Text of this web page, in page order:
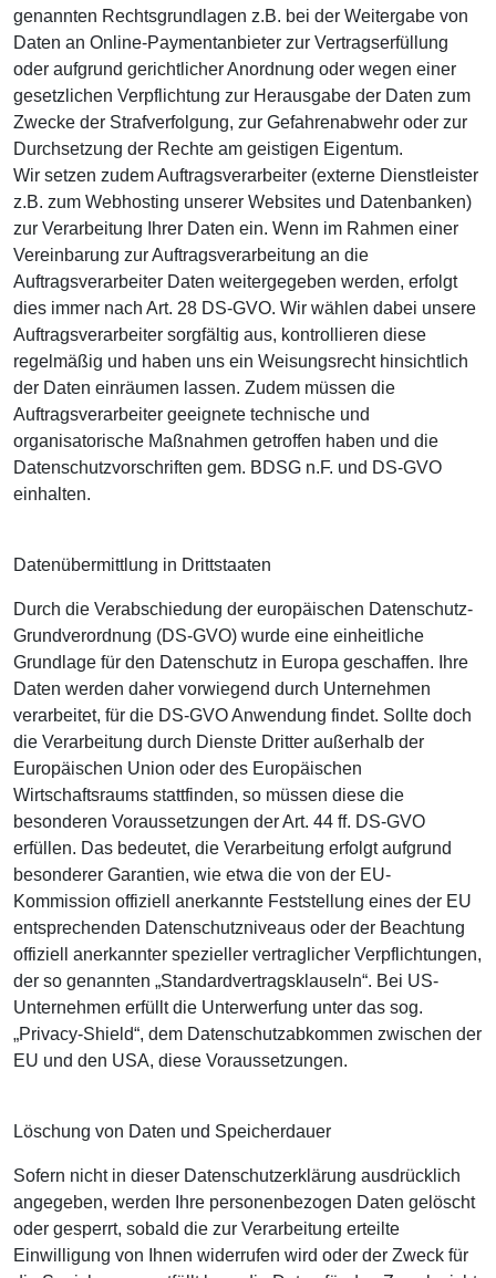
genannten Rechtsgrundlagen z.B. bei der Weitergabe von
Daten an Online-Paymentanbieter zur Vertragserfüllung
oder aufgrund gerichtlicher Anordnung oder wegen einer
gesetzlichen Verpflichtung zur Herausgabe der Daten zum
Zwecke der Strafverfolgung, zur Gefahrenabwehr oder zur
Durchsetzung der Rechte am geistigen Eigentum.
Wir setzen zudem Auftragsverarbeiter (externe Dienstleister
z.B. zum Webhosting unserer Websites und Datenbanken)
zur Verarbeitung Ihrer Daten ein. Wenn im Rahmen einer
Vereinbarung zur Auftragsverarbeitung an die
Auftragsverarbeiter Daten weitergegeben werden, erfolgt
dies immer nach Art. 28 DS-GVO. Wir wählen dabei unsere
Auftragsverarbeiter sorgfältig aus, kontrollieren diese
regelmäßig und haben uns ein Weisungsrecht hinsichtlich
der Daten einräumen lassen. Zudem müssen die
Auftragsverarbeiter geeignete technische und
organisatorische Maßnahmen getroffen haben und die
Datenschutzvorschriften gem. BDSG n.F. und DS-GVO
einhalten.
Datenübermittlung in Drittstaaten
Durch die Verabschiedung der europäischen Datenschutz-
Grundverordnung (DS-GVO) wurde eine einheitliche
Grundlage für den Datenschutz in Europa geschaffen. Ihre
Daten werden daher vorwiegend durch Unternehmen
verarbeitet, für die DS-GVO Anwendung findet. Sollte doch
die Verarbeitung durch Dienste Dritter außerhalb der
Europäischen Union oder des Europäischen
Wirtschaftsraums stattfinden, so müssen diese die
besonderen Voraussetzungen der Art. 44 ff. DS-GVO
erfüllen. Das bedeutet, die Verarbeitung erfolgt aufgrund
besonderer Garantien, wie etwa die von der EU-
Kommission offiziell anerkannte Feststellung eines der EU
entsprechenden Datenschutzniveaus oder der Beachtung
offiziell anerkannter spezieller vertraglicher Verpflichtungen,
der so genannten „Standardvertragsklauseln“. Bei US-
Unternehmen erfüllt die Unterwerfung unter das sog.
„Privacy-Shield“, dem Datenschutzabkommen zwischen der
EU und den USA, diese Voraussetzungen.
Löschung von Daten und Speicherdauer
Sofern nicht in dieser Datenschutzerklärung ausdrücklich
angegeben, werden Ihre personenbezogen Daten gelöscht
oder gesperrt, sobald die zur Verarbeitung erteilte
Einwilligung von Ihnen widerrufen wird oder der Zweck für